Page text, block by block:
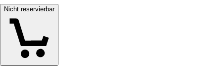
Nicht reservierbar